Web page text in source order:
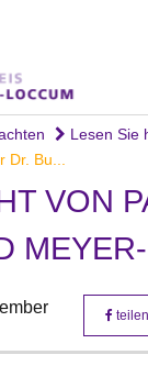
Lesen Sie
Bu...
VON
teilen